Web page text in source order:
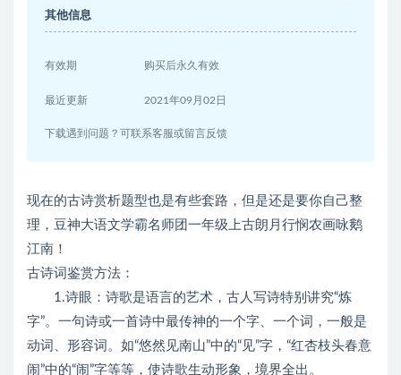
其他信息
有效期 购买后永久有效
最近更新 2021年09月02日
下载遇到问题？可联系客服或留言反馈
现在的古诗赏析题型也是有些套路，但是还是要你自己整
理，豆神大语文学霸名师团一年级上古朗月行悯农画咏鹅
江南！
古诗词鉴赏方法：
1.诗眼：诗歌是语言的艺术，古人写诗特别讲究“炼
字”。一句诗或一首诗中最传神的一个字、一个词，一般是
动词、形容词。如“悠然见南山”中的“见”字，“红杏枝头春意
闹”中的“闹”字等等，使诗歌生动形象，境界全出。